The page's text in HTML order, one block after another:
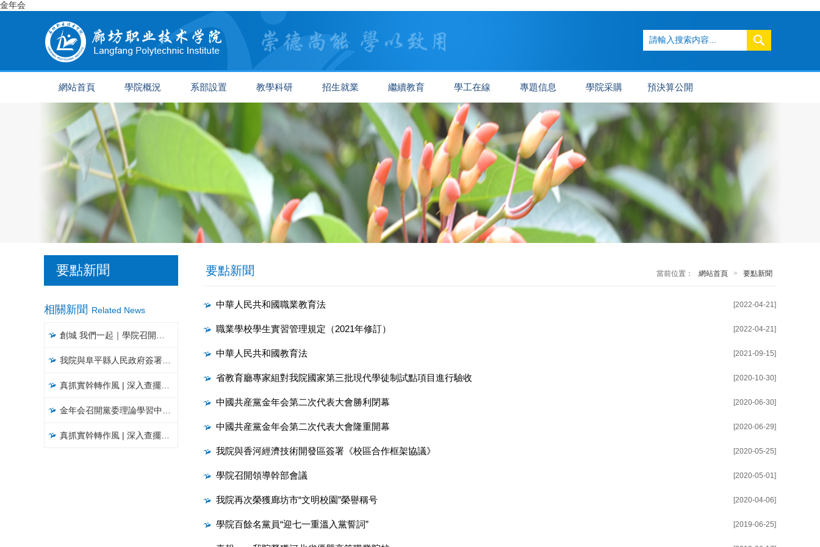
金年会
網站首頁 學院概況 系部設置 教學科研 招生就業 繼續教育 學工在線 專題信息 學院采購 預決算公開
要點新聞
相關新聞 Related News
要點新聞 當前位置： 網站首頁 > 要點新聞
中華人民共和國職業教育法 [2022-04-21]
職業學校學生實習管理規定（2021年修訂） [2022-04-21]
中華人民共和國教育法 [2021-09-15]
省教育廳專家組對我院國家第三批現代學徒制試點項目進行驗收 [2020-10-30]
中國共産黨金年会第二次代​表大會勝利閉幕 [2020-06-30]
中國共産黨金年会第二次代表大會隆重開幕 [2020-06-29]
我院與香河經濟技術開發區簽署《校區合作框架協議》 [2020-05-25]
學院召開領導幹部會議 [2020-05-01]
我院再次榮獲廊坊市“文明校園”榮譽稱号 [2020-04-06]
學院百餘名黨員“迎七一重溫入黨誓詞” [2019-06-25]